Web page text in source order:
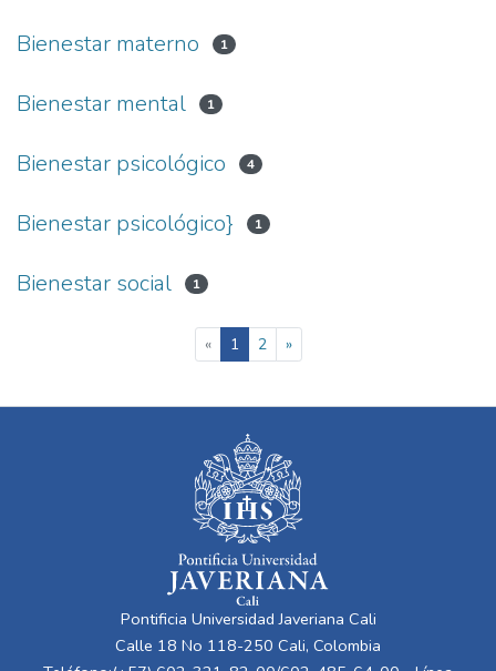
Bienestar materno 1
Bienestar mental 1
Bienestar psicológico 4
Bienestar psicológico} 1
Bienestar social 1
« 1(current)
2 »
Pontificia Universidad Javeriana Cali
Calle 18 No 118-250 Cali, Colombia